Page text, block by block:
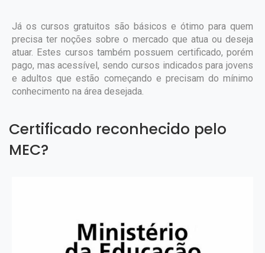
Já os cursos gratuitos são básicos e ótimo para quem
precisa ter noções sobre o mercado que atua ou deseja
atuar. Estes cursos também possuem certificado, porém
pago, mas acessível, sendo cursos indicados para jovens
e adultos que estão começando e precisam do mínimo
conhecimento na área desejada.
Certificado reconhecido pelo
MEC?